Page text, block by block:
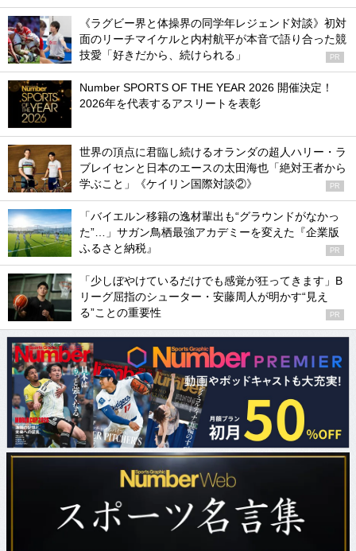
《ラグビー界と体操界の同学年レジェンド対談》初対
面のリーチマイケルと内村航平が本音で語り合った競
技愛「好きだから、続けられる」
PR
Number SPORTS OF THE YEAR 2026 開催決定！
2026年を代表するアスリートを表彰
世界の頂点に君臨し続けるオランダの超人ハリー・ラ
ブレイセンと日本のエースの太田海也「絶対王者から
学ぶこと」《ケイリン国際対談②》
PR
「バイエルン移籍の逸材輩出も“グラウンドがなかっ
た”…」サガン鳥栖最強アカデミーを変えた『企業版
ふるさと納税』
PR
「少しぼやけているだけでも感覚が狂ってきます」B
リーグ屈指のシューター・安藤周人が明かす“見え
る”ことの重要性
PR